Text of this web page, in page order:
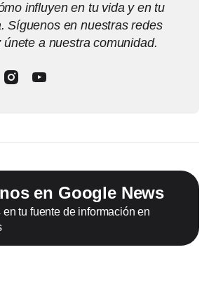
influyen en tu vida y en tu
Síguenos en nuestras redes
únete a nuestra comunidad.
en Google News
tu fuente de información en